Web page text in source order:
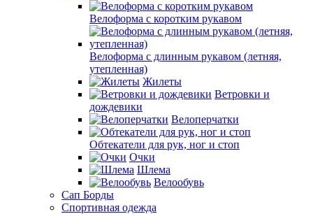
Велоформа с коротким рукавом
Велоформа с длинным рукавом (летняя,
утепленная)
Жилеты
Ветровки и
дождевики
Велоперчатки
Обтекатели для рук, ног и стоп
Очки
Шлема
Велообувь
Сап Борды
Спортивная одежда